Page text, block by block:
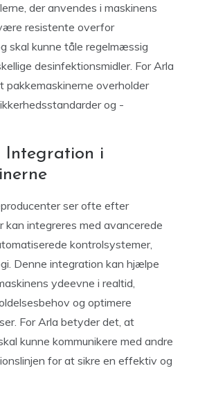
der anvendes i maskinens
resistente overfor
skal kunne tåle regelmæssig
desinfektionsmidler. For Arla
pakkemaskinerne overholder
og -
Integration i
ser ofte efter
kan integreres med avancerede
kontrolsystemer,
Denne integration kan hjælpe
ydeevne i realtid,
og optimere
For Arla betyder det, at
kunne kommunikere med andre
for at sikre en effektiv og